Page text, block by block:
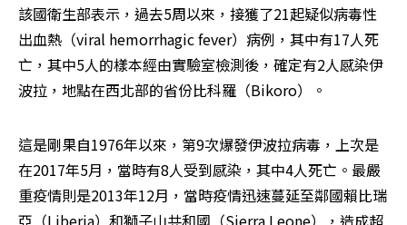
該國衛生部表示，過去5周以來，接獲了21起疑似病毒性
出血熱（viral hemorrhagic fever）病例，其中有17人死
亡，其中5人的樣本經由實驗室檢測後，確定有2人感染伊
波拉，地點在西北部的省份比科羅（Bikoro）。
這是剛果自1976年以來，第9次爆發伊波拉病毒，上次是
在2017年5月，當時有8人受到感染，其中4人死亡。最嚴
重疫情則是2013年12月，當時疫情迅速蔓延至鄰國賴比瑞
亞（Liberia）和獅子山共和國（Sierra Leone），造成超